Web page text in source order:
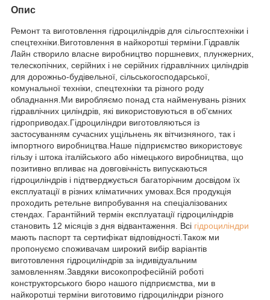
Опис
Ремонт та виготовлення гідроциліндрів для сільгосптехніки і
спецтехніки.Виготовлення в найкоротші терміни.Гідравлік
Лайн створило власне виробництво поршневих, плунжерних,
телескопічних, серійних і не серійних гідравлічних циліндрів
для дорожньо-будівельної, сільськогосподарської,
комунальної техніки, спецтехніки та різного роду
обладнання.Ми виробляємо понад ста найменувань різних
гідравлічних циліндрів, які використовуються в об'ємних
гідроприводах.Гідроциліндри виготовляються із
застосуванням сучасних ущільнень як вітчизняного, так і
імпортного виробництва.Наше підприємство використовує
гільзу і штока італійського або німецького виробництва, що
позитивно впливає на довговічність випускаються
гідроциліндрів і підтверджується багаторічним досвідом їх
експлуатації в різних кліматичних умовах.Вся продукція
проходить ретельне випробування на спеціалізованих
стендах. Гарантійний термін експлуатації гідроциліндрів
становить 12 місяців з дня відвантаження. Всі гідроциліндри
мають паспорт та сертифікат відповідності.Також ми
пропонуємо споживачам широкий вибір варіантів
виготовлення гідроциліндрів за індивідуальним
замовленням.Завдяки високопрофесійній роботі
конструкторського бюро нашого підприємства, ми в
найкоротші терміни виготовимо гідроциліндри різного